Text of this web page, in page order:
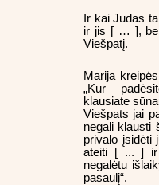
Ir kai Judas
ir jis [ … ], bei
Viešpatį.
Marija
„Kur
klausiate
Viešpats jai
negali klausti
privalo įsidėti
ateiti [ ... ]
negalėtu
pasaulį“.